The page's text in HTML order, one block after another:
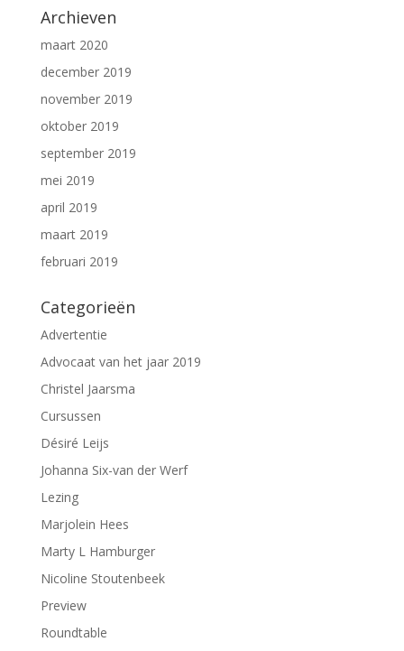
Archieven
maart 2020
december 2019
november 2019
oktober 2019
september 2019
mei 2019
april 2019
maart 2019
februari 2019
Categorieën
Advertentie
Advocaat van het jaar 2019
Christel Jaarsma
Cursussen
Désiré Leijs
Johanna Six-van der Werf
Lezing
Marjolein Hees
Marty L Hamburger
Nicoline Stoutenbeek
Preview
Roundtable